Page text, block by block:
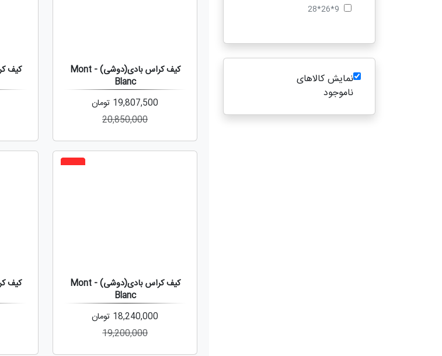
9*26*28
نمایش کالاهای
ناموجود
کیف کراس بادی(دوشی) - Mont
Blanc
19,807,500 تومان
20,850,000
کیف کراس بادی(دوشی) - Mont
Blanc
18,240,000 تومان
19,200,000